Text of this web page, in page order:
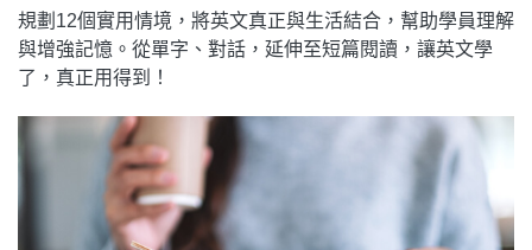
規劃12個實用情境，將英文真正與生活結合，幫助學員理解
與增強記憶。從單字、對話，延伸至短篇閱讀，讓英文學
了，真正用得到！